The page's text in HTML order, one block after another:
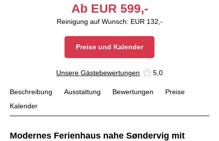
Ab EUR 599,-
Reinigung auf Wunsch: EUR 132,-
Preise und Kalender
Unsere Gästebewertungen 5,0
Beschreibung Ausstattung Bewertungen
Preise
Kalender
Modernes Ferienhaus nahe Søndervig mit